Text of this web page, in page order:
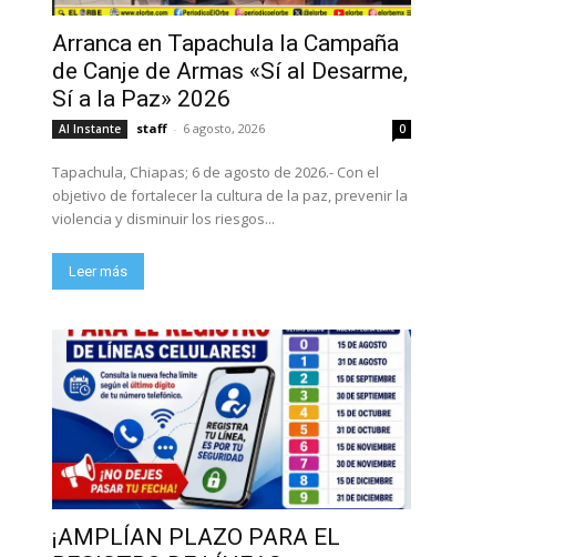
Arranca en Tapachula la Campaña
de Canje de Armas «Sí al Desarme,
Sí a la Paz» 2026
Al Instante staff - 6 agosto, 2026 0
Tapachula, Chiapas; 6 de agosto de 2026.- Con el
objetivo de fortalecer la cultura de la paz, prevenir la
violencia y disminuir los riesgos...
Leer más
¡AMPLÍAN PLAZO PARA EL